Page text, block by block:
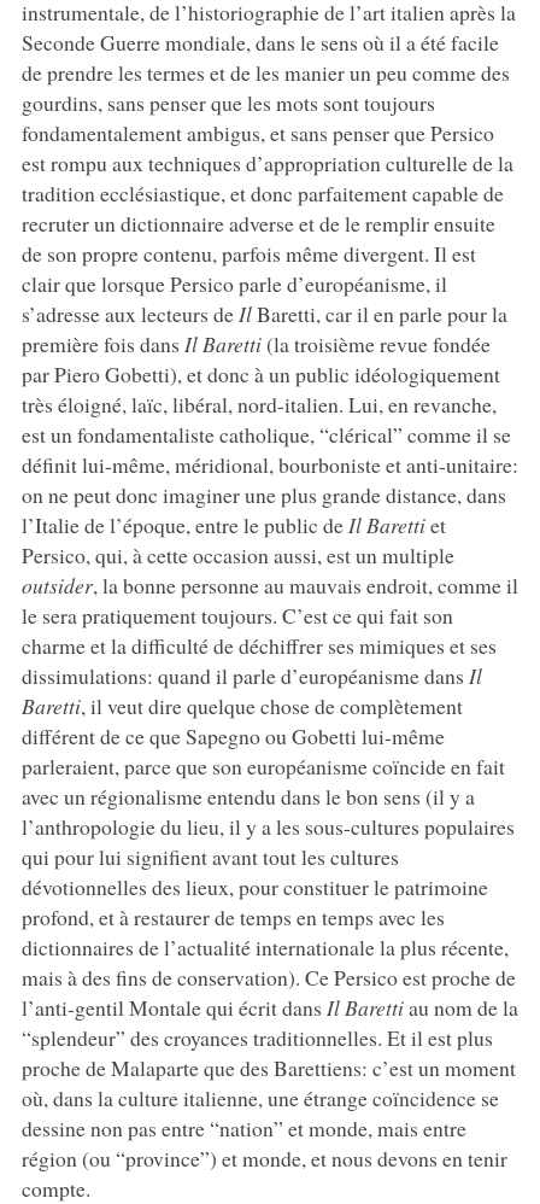
instrumentale, de l’historiographie de l’art italien après la
Seconde Guerre mondiale, dans le sens où il a été facile
de prendre les termes et de les manier un peu comme des
gourdins, sans penser que les mots sont toujours
fondamentalement ambigus, et sans penser que Persico
est rompu aux techniques d’appropriation culturelle de la
tradition ecclésiastique, et donc parfaitement capable de
recruter un dictionnaire adverse et de le remplir ensuite
de son propre contenu, parfois même divergent. Il est
clair que lorsque Persico parle d’européanisme, il
s’adresse aux lecteurs de IlBaretti, car il en parle pour la
première fois dans Il Baretti(la troisième revue fondée
par Piero Gobetti), et donc à un public idéologiquement
très éloigné, laïc, libéral, nord-italien. Lui, en revanche,
est un fondamentaliste catholique, “clérical” comme il se
définit lui-même, méridional, bourboniste et anti-unitaire:
on ne peut donc imaginer une plus grande distance, dans
l’Italie de l’époque, entre le public de Il Barettiet
Persico, qui, à cette occasion aussi, est un multiple
outsider, la bonne personne au mauvais endroit, comme il
le sera pratiquement toujours. C’est ce qui fait son
charme et la difficulté de déchiffrer ses mimiques et ses
dissimulations: quand il parle d’européanisme dans Il
Baretti, il veut dire quelque chose de complètement
différent de ce que Sapegno ou Gobetti lui-même
parleraient, parce que son européanisme coïncide en fait
avec un régionalisme entendu dans le bon sens (il y a
l’anthropologie du lieu, il y a les sous-cultures populaires
qui pour lui signifient avant tout les cultures
dévotionnelles des lieux, pour constituer le patrimoine
profond, et à restaurer de temps en temps avec les
dictionnaires de l’actualité internationale la plus récente,
mais à des fins de conservation). Ce Persico est proche de
l’anti-gentil Montale qui écrit dans Il Barettiau nom de la
“splendeur” des croyances traditionnelles. Et il est plus
proche de Malaparte que des Barettiens: c’est un moment
où, dans la culture italienne, une étrange coïncidence se
dessine non pas entre “nation” et monde, mais entre
région (ou “province”) et monde, et nous devons en tenir
compte.